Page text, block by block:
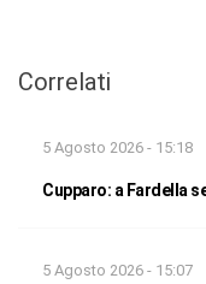
Correlati
5 Agosto 2026 - 15:18
Cupparo: a Fardella
5 Agosto 2026 - 15:07